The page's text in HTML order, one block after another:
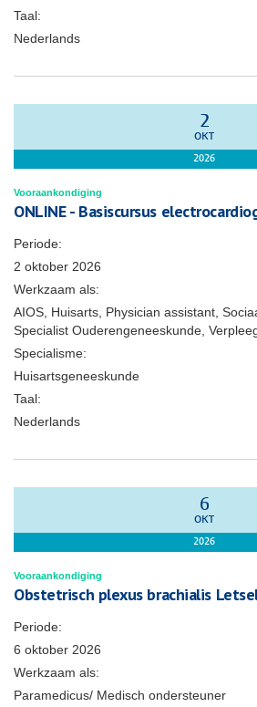
Taal:
Nederlands
2
OKT
2026
Vooraankondiging
ONLINE - Basiscursus
Periode:
2 oktober 2026
Werkzaam als:
AIOS, Huisarts, Physician assistant,
Specialist Ouderengeneeskunde,
Specialisme:
Huisartsgeneeskunde
Taal:
Nederlands
6
OKT
2026
Vooraankondiging
Obstetrisch plexus brachialis
Periode:
6 oktober 2026
Werkzaam als:
Paramedicus/ Medisch ondersteuner